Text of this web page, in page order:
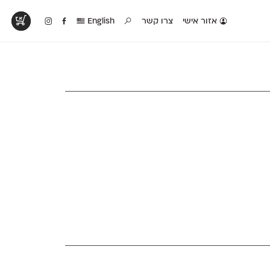
אזור אישי צרו קשר English
שנעשו עם
פונטים על־גבי דף A4
של הפונטים שלנו זה